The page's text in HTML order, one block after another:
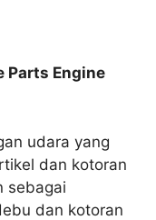
Parts Engine
udara yang
dan kotoran
sebagai
dan kotoran